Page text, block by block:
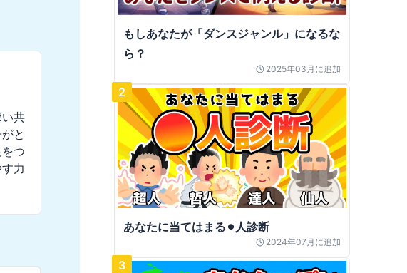
共
と
つ
力
もしあなたが「ダンスジャンル」になるな
ら？
2025年03月 に追加
2
あなたに当てはまる⚫︎人診断
2024年07月 に追加
3